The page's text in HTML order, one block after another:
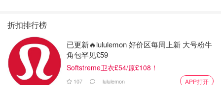
图片来自于网络 ，版权属于原作者
折扣排行榜
已更新🔥lululemon 好价区每周上新 大号粉牛
角包罕见£59
Softstreme卫衣£54/原£108！
107 lululemon APP打开